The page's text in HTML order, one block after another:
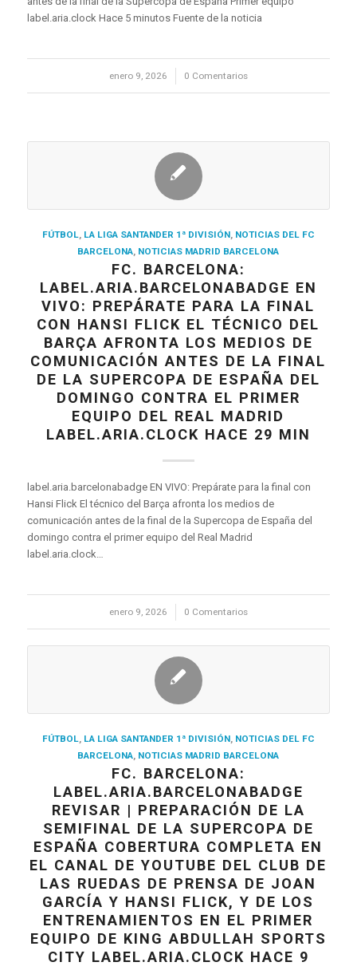
label.aria.clock Hace 5 minutos Fuente de la noticia
enero 9, 2026
/ 0 Comentarios
FÚTBOL, LA LIGA SANTANDER 1ª DIVISIÓN, NOTICIAS DEL FC
BARCELONA, NOTICIAS MADRID BARCELONA
FC. BARCELONA:
LABEL.ARIA.BARCELONABADGE EN
VIVO: PREPÁRATE PARA LA FINAL
CON HANSI FLICK EL TÉCNICO DEL
BARÇA AFRONTA LOS MEDIOS DE
COMUNICACIÓN ANTES DE LA FINAL
DE LA SUPERCOPA DE ESPAÑA DEL
DOMINGO CONTRA EL PRIMER
EQUIPO DEL REAL MADRID
LABEL.ARIA.CLOCK HACE 29 MIN
label.aria.barcelonabadge EN VIVO: Prepárate para la final con
Hansi Flick El técnico del Barça afronta los medios de
comunicación antes de la final de la Supercopa de España del
domingo contra el primer equipo del Real Madrid
label.aria.clock…
enero 9, 2026
/ 0 Comentarios
FÚTBOL, LA LIGA SANTANDER 1ª DIVISIÓN, NOTICIAS DEL FC
BARCELONA, NOTICIAS MADRID BARCELONA
FC. BARCELONA:
LABEL.ARIA.BARCELONABADGE
REVISAR | PREPARACIÓN DE LA
SEMIFINAL DE LA SUPERCOPA DE
ESPAÑA COBERTURA COMPLETA EN
EL CANAL DE YOUTUBE DEL CLUB DE
LAS RUEDAS DE PRENSA DE JOAN
GARCÍA Y HANSI FLICK, Y DE LOS
ENTRENAMIENTOS EN EL PRIMER
EQUIPO DE KING ABDULLAH SPORTS
CITY LABEL.ARIA.CLOCK HACE 9